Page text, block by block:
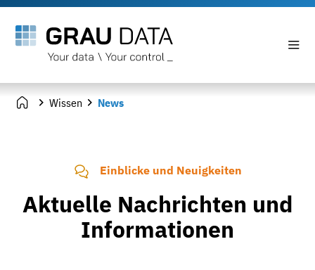
Wissen News
Einblicke und Neuigkeiten
Aktuelle Nachrichten und
Informationen